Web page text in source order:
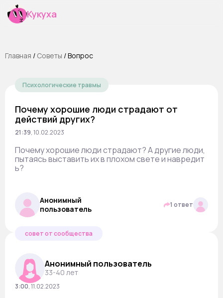
Кукуха
Главная / Cоветы /Вопрос
Психологические травмы
Почему хорошие люди страдают от
действий других?
21:39,10.02.2023
Почему хорошие люди страдают? А другие люди,
пытаясь выставить их в плохом свете и навредит
ь?
Анонимный
пользователь
1 ответ
совет от сообщества
Анонимный пользователь
33-40 лет
3:00,11.02.2023